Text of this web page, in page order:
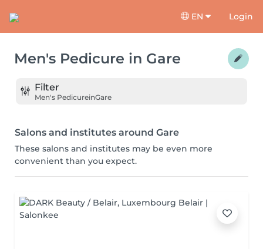
EN Login
Men's Pedicure in Gare
Filter
Men's PedicureinGare
Salons and institutes around Gare
These salons and institutes may be even more
convenient than you expect.